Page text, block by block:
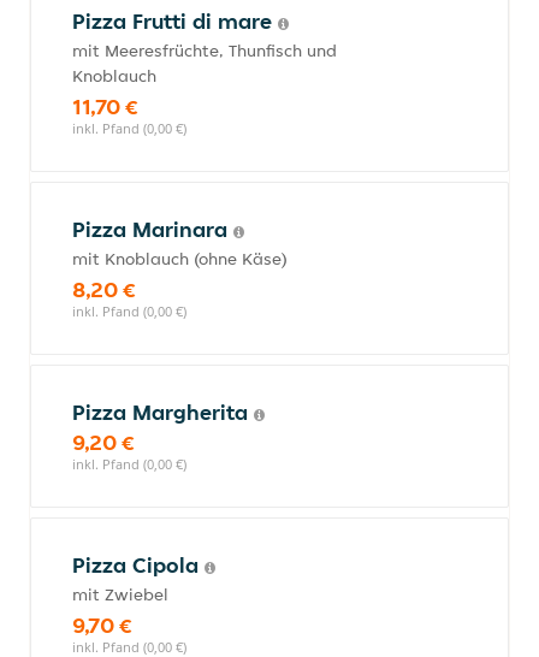
Pizza Frutti di mare
mit Meeresfrüchte, Thunfisch und
Knoblauch
11,70 €
inkl. Pfand (0,00 €)
Pizza Marinara
mit Knoblauch (ohne Käse)
8,20 €
inkl. Pfand (0,00 €)
Pizza Margherita
9,20 €
inkl. Pfand (0,00 €)
Pizza Cipola
mit Zwiebel
9,70 €
inkl. Pfand (0,00 €)